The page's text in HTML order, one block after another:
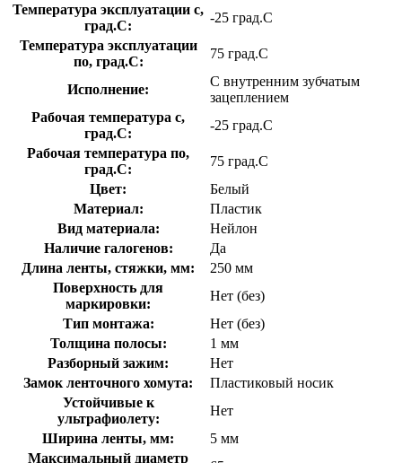
Температура эксплуатации с,
град.C:
-25 град.C
Температура эксплуатации
по, град.C:
75 град.C
Исполнение:
С внутренним зубчатым
зацеплением
Рабочая температура с,
град.C:
-25 град.C
Рабочая температура по,
град.C:
75 град.C
Цвет:
Белый
Материал:
Пластик
Вид материала:
Нейлон
Наличие галогенов:
Да
Длина ленты, стяжки, мм:
250 мм
Поверхность для
маркировки:
Нет (без)
Тип монтажа:
Нет (без)
Толщина полосы:
1 мм
Разборный зажим:
Нет
Замок ленточного хомута:
Пластиковый носик
Устойчивые к
ультрафиолету:
Нет
Ширина ленты, мм:
5 мм
Максимальный диаметр